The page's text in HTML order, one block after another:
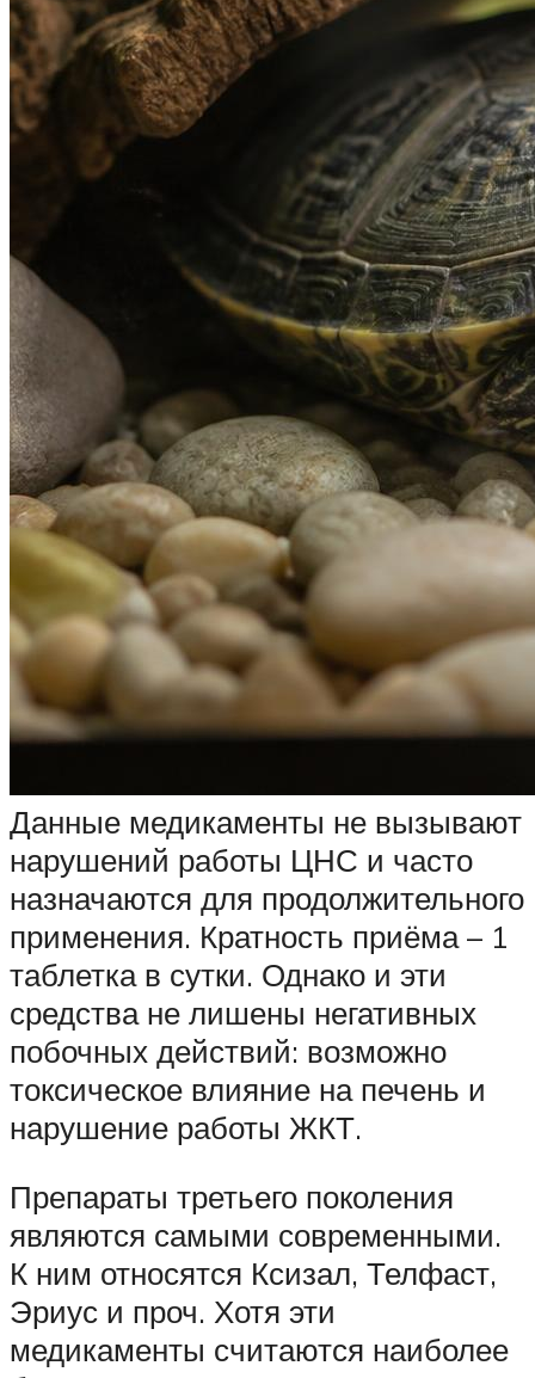
Данные медикаменты не вызывают
нарушений работы ЦНС и часто
назначаются для продолжительного
применения. Кратность приёма – 1
таблетка в сутки. Однако и эти
средства не лишены негативных
побочных действий: возможно
токсическое влияние на печень и
нарушение работы ЖКТ.
Препараты третьего поколения
являются самыми современными.
К ним относятся Ксизал, Телфаст,
Эриус и проч. Хотя эти
медикаменты считаются наиболее